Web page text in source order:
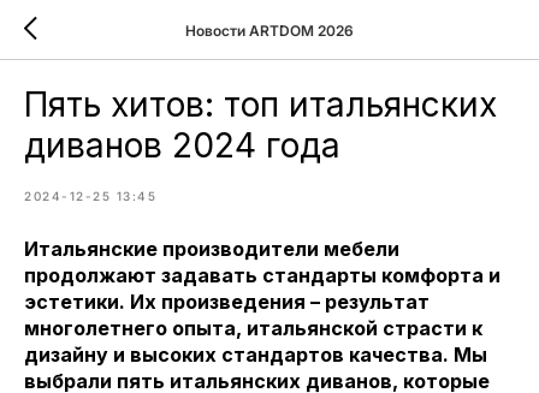
Новости ARTDOM 2026
Пять хитов: топ итальянских
диванов 2024 года
2024-12-25 13:45
Итальянские производители мебели
продолжают задавать стандарты комфорта и
эстетики. Их произведения – результат
многолетнего опыта, итальянской страсти к
дизайну и высоких стандартов качества. Мы
выбрали пять итальянских диванов, которые